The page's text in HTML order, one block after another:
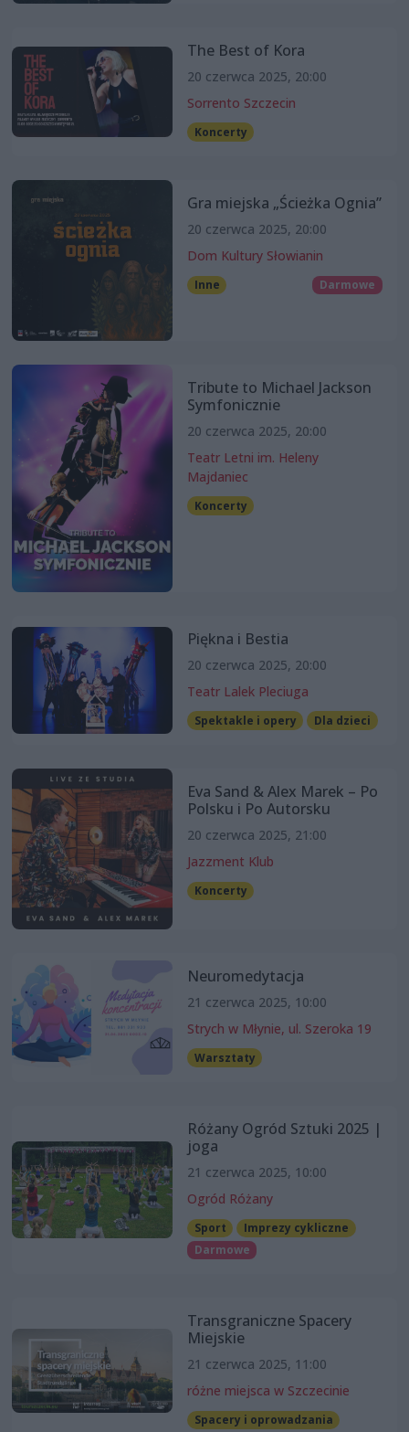
The Best of Kora
20 czerwca 2025, 20:00
Sorrento Szczecin
Koncerty
Gra miejska „Ścieżka Ognia”
20 czerwca 2025, 20:00
Dom Kultury Słowianin
Inne Darmowe
Tribute to Michael Jackson
Symfonicznie
20 czerwca 2025, 20:00
Teatr Letni im. Heleny
Majdaniec
Koncerty
Piękna i Bestia
20 czerwca 2025, 20:00
Teatr Lalek Pleciuga
Spektakle i opery Dla dzieci
Eva Sand & Alex Marek – Po
Polsku i Po Autorsku
20 czerwca 2025, 21:00
Jazzment Klub
Koncerty
Neuromedytacja
21 czerwca 2025, 10:00
Strych w Młynie, ul. Szeroka 19
Warsztaty
Różany Ogród Sztuki 2025 |
joga
21 czerwca 2025, 10:00
Ogród Różany
Sport
Imprezy cykliczne
Darmowe
Transgraniczne Spacery
Miejskie
21 czerwca 2025, 11:00
różne miejsca w Szczecinie
Spacery i oprowadzania